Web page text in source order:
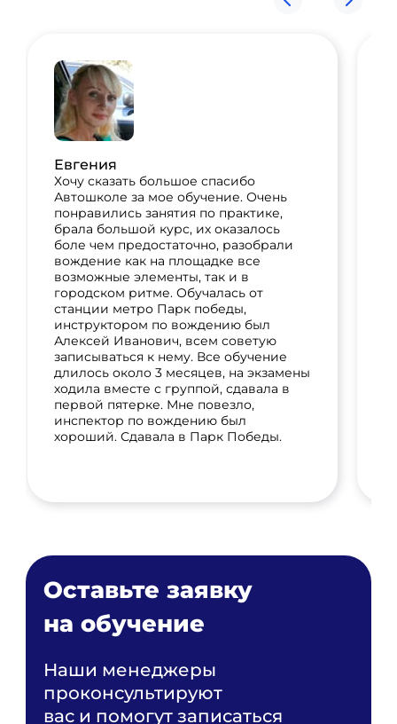
Евгения
Хочу сказать большое спасибо
Автошколе за мое обучение. Очень
понравились занятия по практике,
брала большой курс, их оказалось
боле чем предостаточно, разобрали
вождение как на площадке все
возможные элементы, так и в
городском ритме. Обучалась от
станции метро Парк победы,
инструктором по вождению был
Алексей Иванович, всем советую
записываться к нему. Все обучение
длилось около 3 месяцев, на экзамены
ходила вместе с группой, сдавала в
первой пятерке. Мне повезло,
инспектор по вождению был
хороший. Сдавала в Парк Победы.
Оставьте заявку
на обучение
Наши менеджеры
проконсультируют
вас и помогут записаться